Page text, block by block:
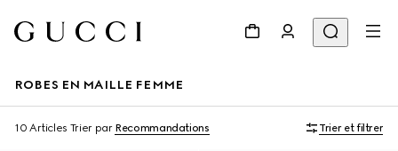
ROBES EN MAILLE FEMME
10 Articles Trier par Recommandations Trier et filtrer